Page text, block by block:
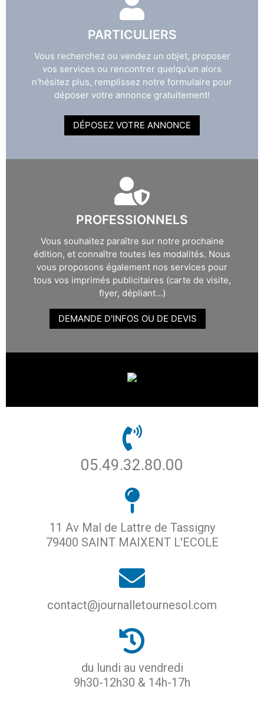
PARTICULIERS
Vous recherchez ou vendez un objet, proposer
vos services ou rencontrer quelqu'un alors
n'hésitez plus, remplissez notre formulaire pour
déposer votre annonce gratuitement!
DÉPOSEZ VOTRE ANNONCE
PROFESSIONNELS
Vous souhaitez paraître sur notre prochaine
édition, et connaître toutes les modalités. Nous
vous proposons également nos services pour
tous vos imprimés publicitaires (carte de visite,
flyer, dépliant...)
DEMANDE D'INFOS OU DE DEVIS
05.49.32.80.00
11 Av Mal de Lattre de Tassigny
79400 SAINT MAIXENT L'ECOLE
contact@journalletournesol.com
du lundi au vendredi
9h30-12h30 & 14h-17h